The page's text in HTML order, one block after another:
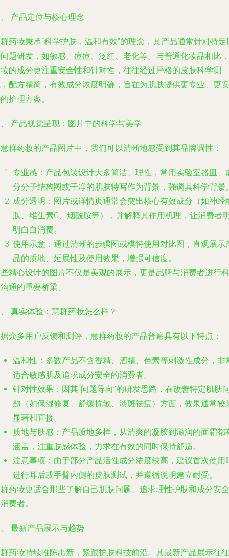
产品定位与核心理念
药妆秉承“科学护肤，温和有效”的理念，其产品通常针对特定
题研发，如敏感、痘痘、泛红、老化等。与普通化妆品相比，
的成分更注重安全性和针对性，往往经过严格的皮肤科学测
配方精简，有效成分浓度明确，旨在为肌肤提供更专业、更安
护理方案。
产品视觉呈现：图片中的科学与美学
群药妆的产品图片中，我们可以清晰地感受到其品牌调性：
专业感 ：产品包装设计大多简洁、理性，常用实验室器皿、
分分子结构图或干净的肌肤特写作为背景，强调其科学背景
成分透明 ：图片或详情页通常会突出核心有效成分（如神经
胺、维生素C、烟酰胺等），并解释其作用机理，让消费者
明白白消费。
使用示意 ：通过清晰的步骤图或模特使用对比图，直观展示
品的质地、延展性及使用效果，增强可信度。
精心设计的图片不仅是美观的展示，更是品牌与消费者进行科
通的重要桥梁。
真实体验：慧群药妆怎么样？
众多用户反馈和测评，慧群药妆的产品普遍具有以下特点：
温和性 ：多数产品不含香精、酒精、色素等刺激性成分，非
适合敏感肌及追求成分安全的消费者。
针对性效果 ：因其“问题导向”的研发思路，在改善特定肌肤
题（如保湿修复、舒缓抗敏、淡斑祛痘）方面，效果通常较
显著和直接。
质地与肤感 ：产品质地多样，从清爽的凝胶到滋润的面霜都
涵盖，注重肤感体验，力求在有效的同时保持舒适。
注意事项 ：由于部分产品活性成分浓度较高，建议首次使用
进行耳后或手臂内侧的皮肤测试，并遵循说明建立耐受。
药妆更适合那些了解自己肌肤问题、追求理性护肤和成分安全
费者。
最新产品展示与趋势
药妆持续推陈出新，紧跟护肤科技前沿。其最新产品展示往往